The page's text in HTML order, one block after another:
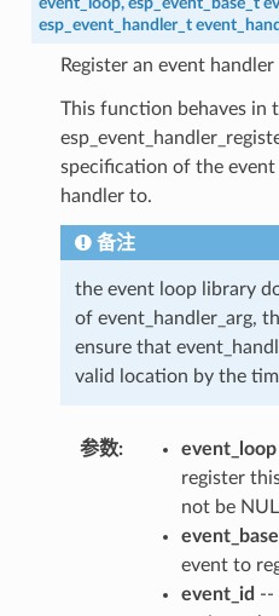
esp_event_handler_t
Register an event
This function behaves in
specification of the
handler to.
备注
the event loop library
of event_handler_arg,
ensure that
valid location by the
参数: event_loop
register
not be
event_base
event to
event_id --